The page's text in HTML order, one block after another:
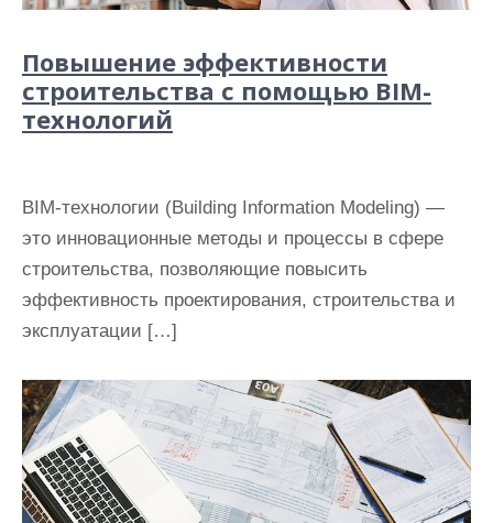
Повышение эффективности
строительства с помощью BIM-
технологий
BIM-технологии (Building Information Modeling) —
это инновационные методы и процессы в сфере
строительства, позволяющие повысить
эффективность проектирования, строительства и
эксплуатации […]